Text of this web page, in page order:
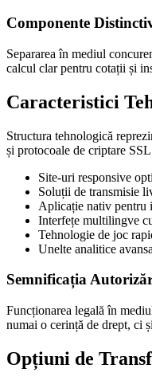
Componente
Separarea în mediul
calcul clar pentru cotații și
Caracteristici
Structura tehnologică
și protocoale de criptare
Site-uri responsive
Soluții de transmisie
Aplicație nativ pentru
Interfețe multilingve
Tehnologie de joc
Unelte analitice
Semnificația
Funcționarea legală în
numai o cerință de drept, ci
Opțiuni de